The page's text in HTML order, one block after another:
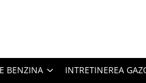
BENZINA INTRETINEREA